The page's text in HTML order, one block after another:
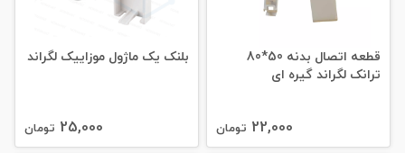
قطعه اتصال بدنه 50*80
ترانک لگراند گیره ای
22,000 تومان
بلنک یک ماژول موزاییک لگراند
25,000 تومان